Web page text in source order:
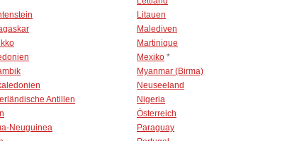
Litauen
Malediven
Martinique
Mexiko *
Myanmar (Birma)
Neuseeland
Antillen Nigeria
Österreich
Neuguinea Paraguay